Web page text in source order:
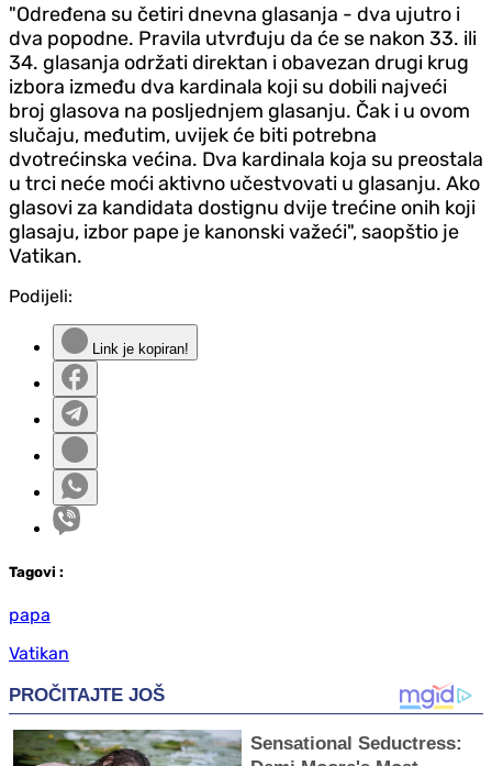
"Određena su četiri dnevna glasanja - dva ujutro i
dva popodne. Pravila utvrđuju da će se nakon 33. ili
34. glasanja održati direktan i obavezan drugi krug
izbora između dva kardinala koji su dobili najveći
broj glasova na posljednjem glasanju. Čak i u ovom
slučaju, međutim, uvijek će biti potrebna
dvotrećinska većina. Dva kardinala koja su preostala
u trci neće moći aktivno učestvovati u glasanju. Ako
glasovi za kandidata dostignu dvije trećine onih koji
glasaju, izbor pape je kanonski važeći", saopštio je
Vatikan.
Podijeli:
Link je kopiran!
Tagovi :
papa
Vatikan